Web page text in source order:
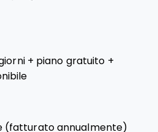
+ piano gratuito +
(fatturato annualmente)